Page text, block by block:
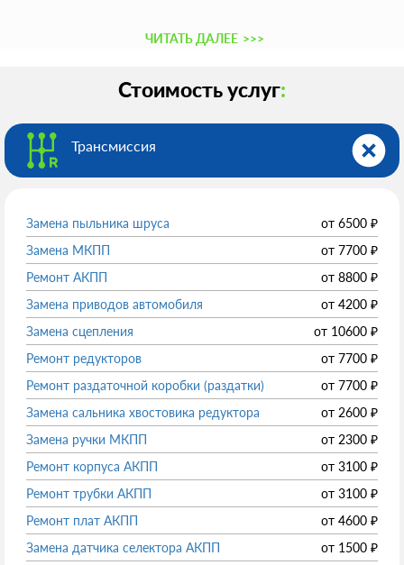
ЧИТАТЬ ДАЛЕЕ >>>
Стоимость услуг:
Трансмиссия
Замена пыльника шруса от 6500 ₽
Замена МКПП
от 7700 ₽
Ремонт АКПП
от 8800 ₽
Замена приводов автомобиля
от 4200 ₽
Замена сцепления
от 10600 ₽
Ремонт редукторов
от 7700 ₽
Ремонт раздаточной коробки (раздатки)
от 7700 ₽
Замена сальника хвостовика редуктора
от 2600 ₽
Замена ручки МКПП
от 2300 ₽
Ремонт корпуса АКПП
от 3100 ₽
Ремонт трубки АКПП
от 3100 ₽
Ремонт плат АКПП
от 4600 ₽
Замена датчика селектора АКПП
от 1500 ₽